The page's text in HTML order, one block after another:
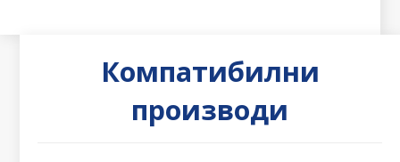
Компатибилни
производи